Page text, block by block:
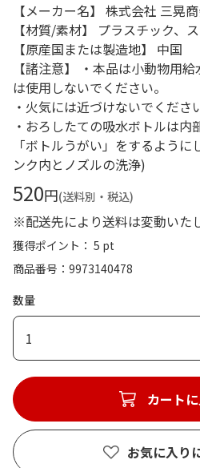
【メーカー名】 株式会社 三晃
【材質/素材】 プラスチック、
【原産国または製造地】 中国
【諸注意】 ・本品は小動物用
は使用しないでください。
・火気には近づけないでくださ
・おろしたての吸水ボトルは
「ボトルうがい」をするよう
ンク内とノズルの洗浄)
520円(送料別・税込)
※配送先により送料は変動いた
獲得ポイント： 5 pt
商品番号
9973140478
数量
1
カート
お気に入り